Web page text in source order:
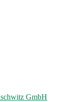
GmbH